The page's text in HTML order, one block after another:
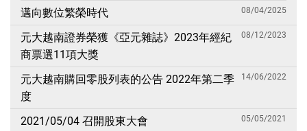
邁向數位繁榮時代
08/04/2025
元大越南證券榮獲《亞元雜誌》2023年經紀
商票選11項大獎
08/12/2023
元大越南購回零股列表的公告 2022年第二季
度
14/06/2022
2021/05/04 召開股東大會 05/05/2021